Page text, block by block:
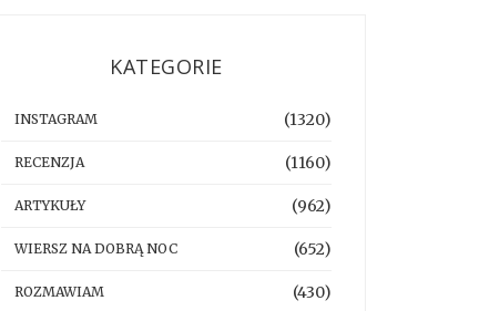
KATEGORIE
INSTAGRAM (1320)
RECENZJA (1160)
ARTYKUŁY (962)
WIERSZ NA DOBRĄ NOC (652)
ROZMAWIAM (430)